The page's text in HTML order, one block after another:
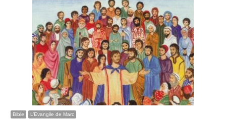
Bible L’Evangile de Marc